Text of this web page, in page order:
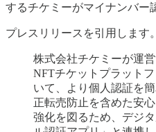
するチケミーがマイナンバー
プレスリリースを引用します。
株式会社チケミーが運
NFTチケットプラット
いて、より個人認証を
正転売防止を含めた安
強化を図るため、デジ